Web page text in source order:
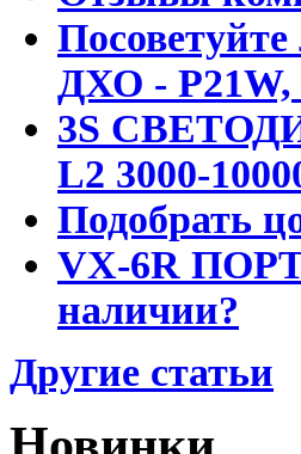
ДХО - P21W,
3S
L2 3000-
Подобрать
VX-6R
наличии?
Другие статьи